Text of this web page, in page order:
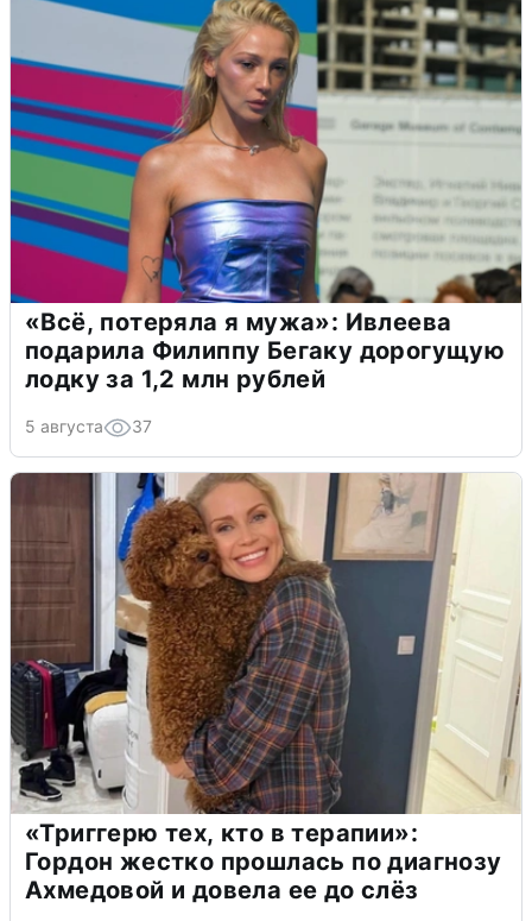
«Всё, потеряла я мужа»: Ивлеева
подарила Филиппу Бегаку дорогущую
лодку за 1,2 млн рублей
5 августа 37
«Триггерю тех, кто в терапии»:
Гордон жестко прошлась по диагнозу
Ахмедовой и довела ее до слёз